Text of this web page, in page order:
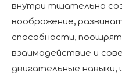
внутри тщательно
воображение,
способности,
взаимодействие и
двигательные навыки,